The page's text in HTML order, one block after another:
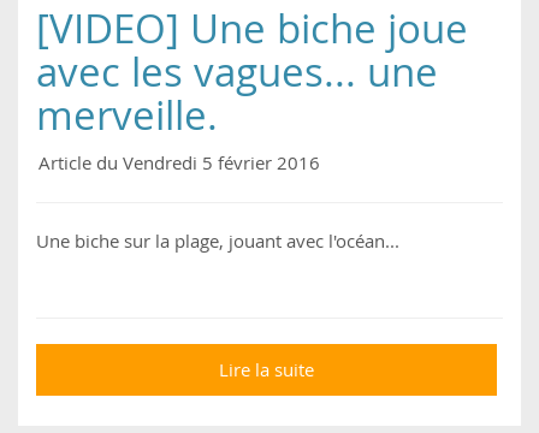
[VIDEO] Une biche joue
avec les vagues... une
merveille.
Article du Vendredi 5 février 2016
Une biche sur la plage, jouant avec l'océan...
Lire la suite
joue avec les vagues...